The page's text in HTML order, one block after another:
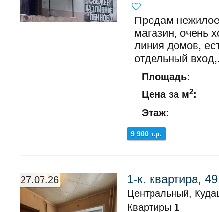
Продам
магазин, очень
линия домов,
отдельный
Площадь:
Цена за м2:
Этаж:
9 900 т.р.
27.07.26 1-к. квартира,
Центральный,
Квартиры 1